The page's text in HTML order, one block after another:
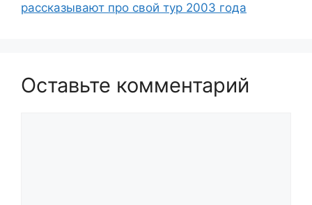
рассказывают про свой тур 2003 года
Оставьте комментарий